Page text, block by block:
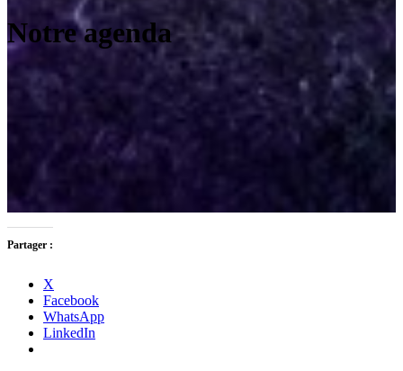
Notre agenda
Partager :
X
Facebook
WhatsApp
LinkedIn